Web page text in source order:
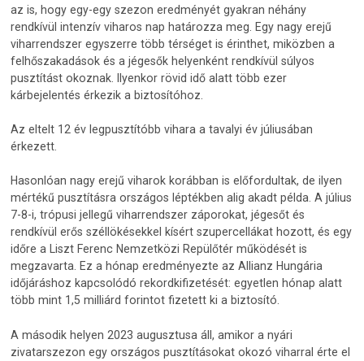
az is, hogy egy-egy szezon eredményét gyakran néhány
rendkívül intenzív viharos nap határozza meg. Egy nagy erejű
viharrendszer egyszerre több térséget is érinthet, miközben a
felhőszakadások és a jégesők helyenként rendkívül súlyos
pusztítást okoznak. Ilyenkor rövid idő alatt több ezer
kárbejelentés érkezik a biztosítóhoz.
Az eltelt 12 év legpusztítóbb vihara a tavalyi év júliusában
érkezett.
Hasonlóan nagy erejű viharok korábban is előfordultak, de ilyen
mértékű pusztításra országos léptékben alig akadt példa. A július
7-8-i, trópusi jellegű viharrendszer záporokat, jégesőt és
rendkívül erős széllökésekkel kísért szupercellákat hozott, és egy
időre a Liszt Ferenc Nemzetközi Repülőtér működését is
megzavarta. Ez a hónap eredményezte az Allianz Hungária
időjáráshoz kapcsolódó rekordkifizetését: egyetlen hónap alatt
több mint 1,5 milliárd forintot fizetett ki a biztosító.
A második helyen 2023 augusztusa áll, amikor a nyári
zivatarszezon egy országos pusztításokat okozó viharral érte el